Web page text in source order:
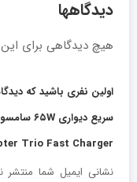
دیدگاهها
هیچ دیدگاهی برای
اولین نفری باشید که
Trio Fast Charger”
نشانی ایمیل شما منتشر